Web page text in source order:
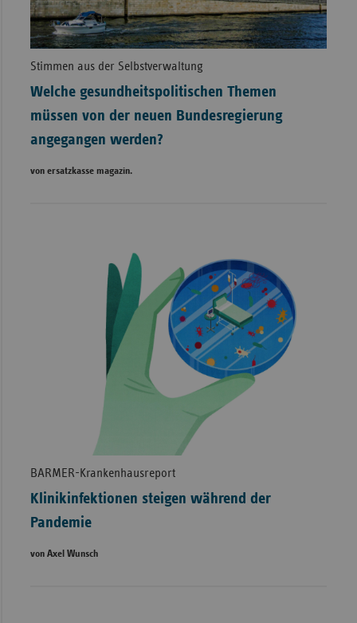
Stimmen aus der Selbstverwaltung
Welche gesundheitspolitischen Themen
müssen von der neuen Bundesregierung
angegangen werden?
von ersatzkasse magazin.
BARMER-Krankenhausreport
Klinikinfektionen steigen während der
Pandemie
von Axel Wunsch